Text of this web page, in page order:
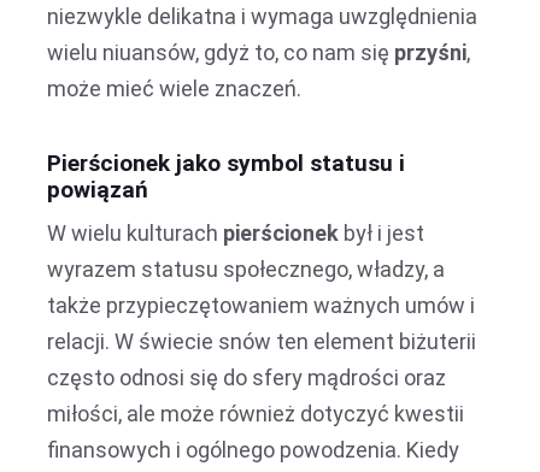
niezwykle delikatna i wymaga uwzględnienia
wielu niuansów, gdyż to, co nam się przyśni,
może mieć wiele znaczeń.
Pierścionek jako symbol statusu i
powiązań
W wielu kulturach pierścionek był i jest
wyrazem statusu społecznego, władzy, a
także przypieczętowaniem ważnych umów i
relacji. W świecie snów ten element biżuterii
często odnosi się do sfery mądrości oraz
miłości, ale może również dotyczyć kwestii
finansowych i ogólnego powodzenia. Kiedy